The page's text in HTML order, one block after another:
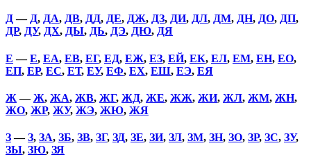
Д— Д, ДА, ДВ, ДД, ДЕ, ДЖ, ДЗ, ДИ, ДЛ, ДМ, ДН, ДО, ДП,
ДР, ДУ, ДХ, ДЫ, ДЬ, ДЭ, ДЮ, ДЯ
Е —Е, ЕА, ЕВ, ЕГ, ЕД, ЕЖ, ЕЗ, ЕЙ, ЕК, ЕЛ, ЕМ, ЕН, ЕО,
ЕП, ЕР, ЕС, ЕТ, ЕУ, ЕФ, ЕХ, ЕШ, ЕЭ, ЕЯ
Ж —Ж, ЖА, ЖВ, ЖГ, ЖД, ЖЕ, ЖЖ, ЖИ, ЖЛ, ЖМ, ЖН,
ЖО, ЖР, ЖУ, ЖЭ, ЖЮ, ЖЯ
З—З, ЗА, ЗБ, ЗВ, ЗГ, ЗД, ЗЕ, ЗИ, ЗЛ, ЗМ, ЗН, ЗО, ЗР, ЗС, ЗУ,
ЗЫ, ЗЮ, ЗЯ